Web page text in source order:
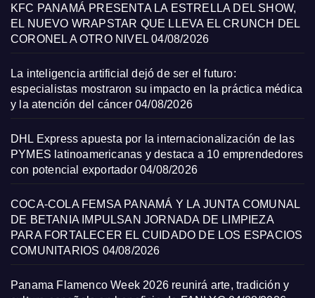
KFC PANAMÁ PRESENTA LA ESTRELLA DEL SHOW,
EL NUEVO WRAPSTAR QUE LLEVA EL CRUNCH DEL
CORONEL A OTRO NIVEL 04/08/2026
La inteligencia artificial dejó de ser el futuro:
especialistas mostraron su impacto en la práctica médica
y la atención del cáncer 04/08/2026
DHL Express apuesta por la internacionalización de las
PYMES latinoamericanas y destaca a 10 emprendedores
con potencial exportador 04/08/2026
COCA-COLA FEMSA PANAMÁ Y LA JUNTA COMUNAL
DE BETANIA IMPULSAN JORNADA DE LIMPIEZA
PARA FORTALECER EL CUIDADO DE LOS ESPACIOS
COMUNITARIOS 04/08/2026
Panama Flamenco Week 2026 reunirá arte, tradición y